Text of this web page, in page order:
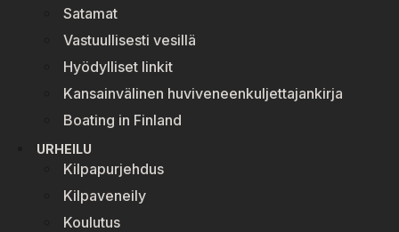
Satamat
Vastuullisesti vesillä
Hyödylliset linkit
Kansainvälinen huviveneenkuljettajankirja
Boating in Finland
URHEILU
Kilpapurjehdus
Kilpaveneily
Koulutus